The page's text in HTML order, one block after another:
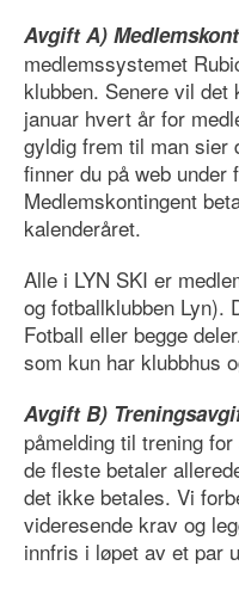
Avgift A)
medlemssystemet
klubben. Senere vil det
januar hvert år for
gyldig frem til man sier
finner du på web under
Medlemskontingent
kalenderåret.
Alle i LYN SKI er
og fotballklubben Lyn).
Fotball eller begge
som kun har klubbhus
Avgift B)
påmelding til trening
de fleste betaler
det ikke betales. Vi
videresende krav og
innfris i løpet av et par